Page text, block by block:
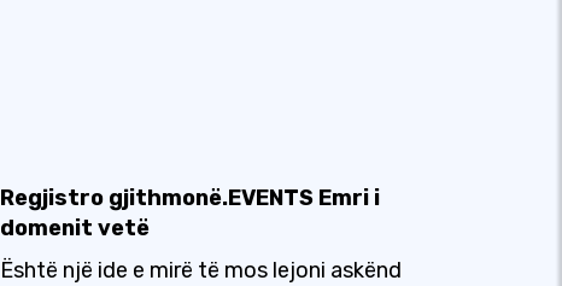
Regjistro gjithmonë.EVENTS Emri i
domenit vetë
Është një ide e mirë të mos lejoni askënd